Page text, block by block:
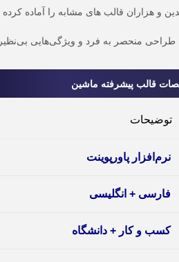
و هزاران قالب های مشابه را آماده
طراحی منحصر به فرد و ویژگی‌هایی بی‌نظیر
قالب پیشرفته ماشین
توضیحات
نرم‌افزار پاورپوینت
فارسی + انگلیسی
کسب و کار + دانشگاه